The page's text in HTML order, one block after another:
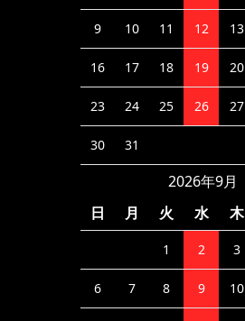
9 10 11 12 13
16 17 18 19 20
23 24 25 26 27
30 31
2026年9月
日
月 火 水 木
1 2 3
6 7 8 9 10